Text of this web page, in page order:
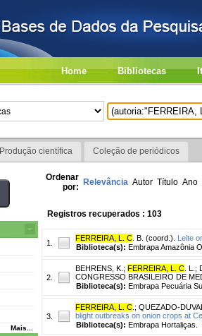
Home Bibliotecas
Produção científica Coleção de periódicos
Mais...
Ordenar
por: Relevância Autor Título Ano
Registros recuperados : 103
1.
FERREIRA, L. C . B. (coord.).
Leite
Biblioteca(s): Embrapa Amazônia
2.
BEHRENS, K. ; FERREIRA, L. C . L. ;
CONGRESSO BRASILEIRO DE
Biblioteca(s): Embrapa Pecuária
3.
FERREIRA, L. C ; QUEZADO-
blight outbreaks on onion crops at
Biblioteca(s): Embrapa Hortaliças.